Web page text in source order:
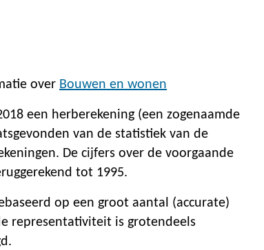
over Bouwen en wonen
een herberekening (een zogenaamde
van de statistiek van de
De cijfers over de voorgaande
tot 1995.
op een groot aantal (accurate)
representativiteit is grotendeels